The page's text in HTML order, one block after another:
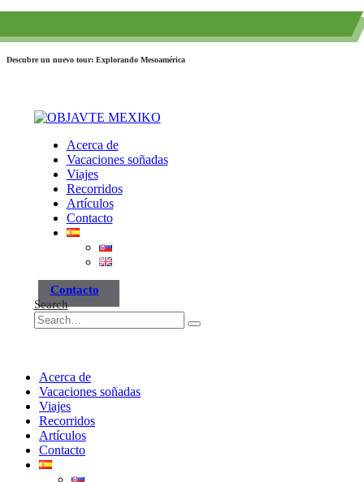
Descubre un nuevo tour: Explorando Mesoamérica
Acerca de
Vacaciones soñadas
Viajes
Recorridos
Artículos
Contacto
Contacto
Search
Acerca de
Vacaciones soñadas
Viajes
Recorridos
Artículos
Contacto